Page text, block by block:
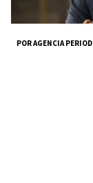
POR AGENCIA